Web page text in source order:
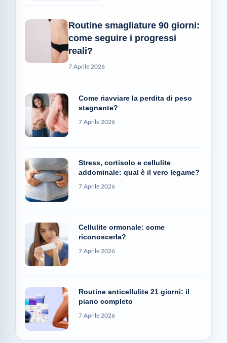
Routine smagliature 90 giorni:
come seguire i progressi
reali?
7 Aprile 2026
Come riavviare la perdita di peso
stagnante?
7 Aprile 2026
Stress, cortisolo e cellulite
addominale: qual è il vero legame?
7 Aprile 2026
Cellulite ormonale: come
riconoscerla?
7 Aprile 2026
Routine anticellulite 21 giorni: il
piano completo
7 Aprile 2026